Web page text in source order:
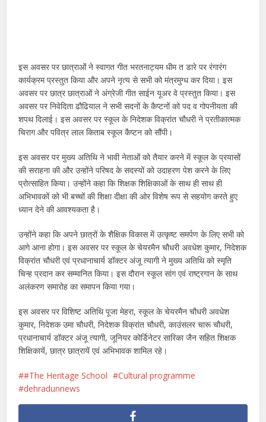
इस अवसर पर छात्राओं ने स्वागत गीत भरतनाट्यम धीम त डारे पर रंगारंग
कार्यक्रम प्रस्तुत किया और अपने नृत्य से सभी को मंत्रमुग्ध कर दिया। इस
अवसर पर छात्र छात्राओं ने अंग्रेजी गीत साईन यूअर वे प्रस्तुत किया। इस
अवसर पर निवेदिता ढौढियाल ने सभी सदनों के कैप्टनों को पद व गोपनीयता की
शपथ दिलाई। इस अवसर पर स्कूल के निदेशक विक्रांत चौधरी ने प्रतीकात्मक
चिराग और पवित्र लाल किताब स्कूल कैप्टन को सौंपी।
इस अवसर पर मुख्य अतिथि ने भावी नेताओं को तैयार करने में स्कूल के प्रयासों
की सराहना की और उन्होंने परिषद के सदस्यों को उदाहरण पेश करने के लिए
प्रोत्साहित किया। उन्होंने कहा कि शिक्षक शिक्षिकाओं के साथ ही साथ ही
अभिभावकों को भी बच्चों की शिक्षा दीक्षा की ओर विशेष रूप से सहयोग करते हुए
ध्यान देने की आवश्यकता है।
उन्होंने कहा कि अपने छात्रों के शैक्षिक विकास में उत्कृष्ट समर्पण के लिए सभी को
आगे आना होगा। इस अवसर पर स्कूल के चेयरमैन चौधरी अवधेश कुमार, निदेशक
विक्रांत चौधरी एवं प्रधानाचार्य डॉक्टर अंजू त्यागी ने मुख्य अतिथि को स्मृति
चिन्ह प्रदान कर सम्मानित किया। इस दौरान स्कूल सांग एवं राष्ट्रगान के साथ
अलंकरण समारोह का समापन किया गया।
इस अवसर पर विशिष्ट अतिथि पूजा मेहरा, स्कूल के चेयरमैन चौधरी अवधेश
कुमार, निदेशक उमा चौधरी, निदेशक विक्रांत चौधरी, काउंसलर चारू चौधरी,
प्रधानाचार्य डॉक्टर अंजू त्यागी, जूनियर कोर्डिनेटर सारिका जैन सहित शिक्षक
शिक्षिकायें, छात्र छात्रायें एवं अभिभावक शामिल रहे।
#The Heritage School
Cultural programme
dehradunnews